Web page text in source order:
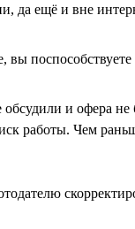
да ещё и вне
вы
и офера
работы. Чем